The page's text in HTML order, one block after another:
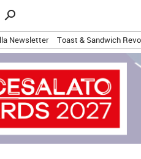
Ricerca
search
Newsletter Toast & Sandwich